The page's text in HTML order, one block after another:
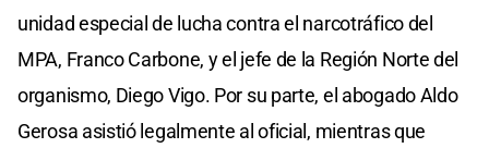
unidad especial de lucha contra el narcotráfico del
MPA, Franco Carbone, y el jefe de la Región Norte del
organismo, Diego Vigo. Por su parte, el abogado Aldo
Gerosa asistió legalmente al oficial, mientras que